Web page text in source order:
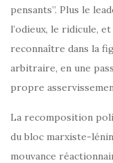
pensants”. Plus le
l’odieux, le ridicule,
reconnaître dans la
arbitraire, en une
propre
La recomposition
du bloc marxiste-
mouvance